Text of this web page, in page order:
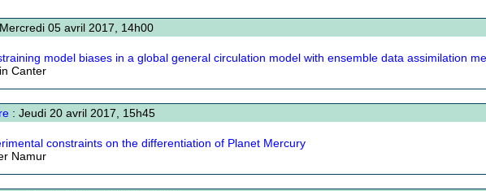
05 avril 2017, 14h00
model biases in a global general circulation model with ensemble data assimilation
Canter
: Jeudi 20 avril 2017, 15h45
constraints on the differentiation of Planet Mercury
Namur